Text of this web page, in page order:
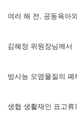
여러 해 전, 공동육아
김혜정 위원장님께서
방사능 오염물질의
생협 생활재인 표고